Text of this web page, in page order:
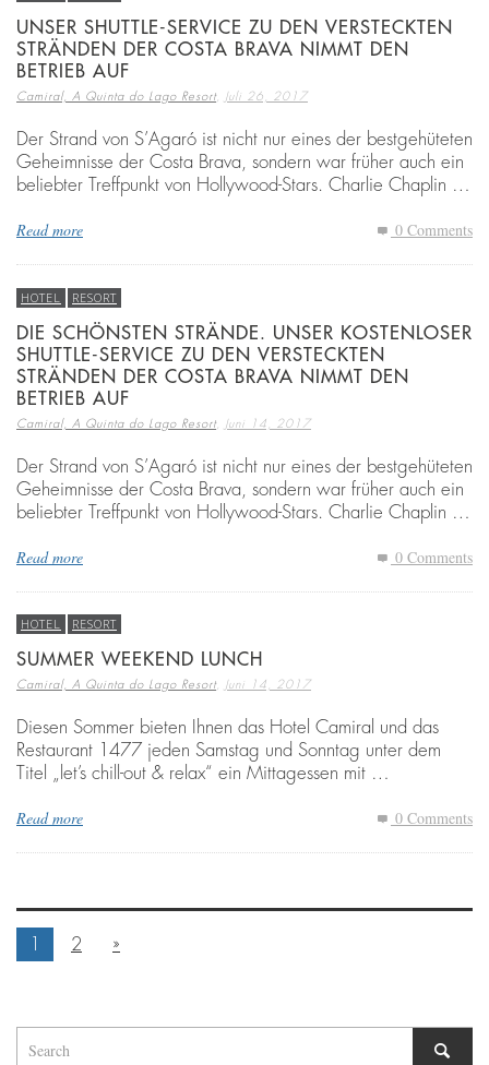
UNSER SHUTTLE-SERVICE ZU DEN VERSTECKTEN
STRÄNDEN DER COSTA BRAVA NIMMT DEN
BETRIEB AUF
Camiral, A Quinta do Lago Resort, Juli 26, 2017
Der Strand von S’Agaró ist nicht nur eines der bestgehüteten
Geheimnisse der Costa Brava, sondern war früher auch ein
beliebter Treffpunkt von Hollywood-Stars. Charlie Chaplin …
Read more 0 Comments
HOTEL RESORT
DIE SCHÖNSTEN STRÄNDE. UNSER KOSTENLOSER
SHUTTLE-SERVICE ZU DEN VERSTECKTEN
STRÄNDEN DER COSTA BRAVA NIMMT DEN
BETRIEB AUF
Camiral, A Quinta do Lago Resort, Juni 14, 2017
Der Strand von S’Agaró ist nicht nur eines der bestgehüteten
Geheimnisse der Costa Brava, sondern war früher auch ein
beliebter Treffpunkt von Hollywood-Stars. Charlie Chaplin …
Read more 0 Comments
HOTEL RESORT
SUMMER WEEKEND LUNCH
Camiral, A Quinta do Lago Resort, Juni 14, 2017
Diesen Sommer bieten Ihnen das Hotel Camiral und das
Restaurant 1477 jeden Samstag und Sonntag unter dem
Titel „let’s chill-out & relax“ ein Mittagessen mit …
Read more 0 Comments
2 »